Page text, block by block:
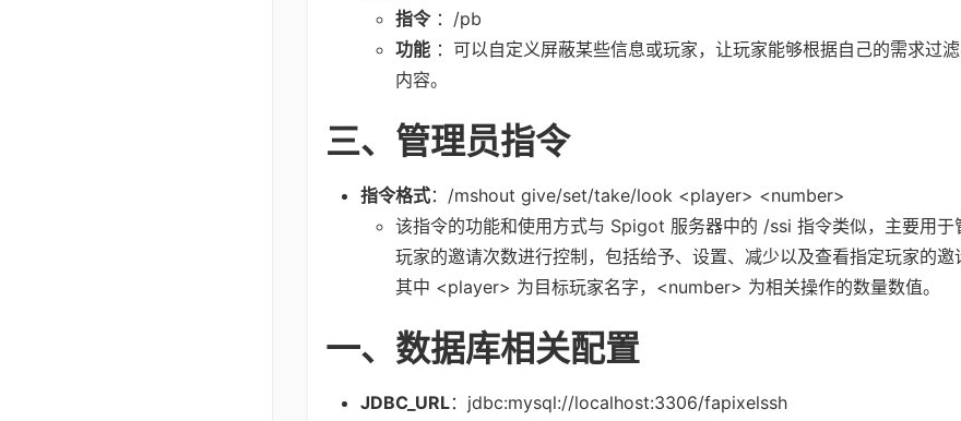
指令：/pb
功能 ：可以自定义屏蔽某些信息或玩家，让玩家能够根据自己的需求过
内容。
三、管理员指令
指令格式：/mshout give/set/take/look <player> <number>
该指令的功能和使用方式与 Spigot 服务器中的 /ssi 指令类似，主要用于
玩家的邀请次数进行控制，包括给予、设置、减少以及查看指定玩家的邀
其中 <player> 为目标玩家名字，<number> 为相关操作的数量数值。
一、数据库相关配置
JDBC_URL：jdbc:mysql://localhost:3306/fapixelssh